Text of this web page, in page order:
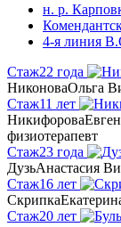
н. р.
4-я линия
Стаж22 года
НиконоваОльга
Стаж11 лет
Никифорова
физиотерапевт
Стаж23 года
ДузьАнастасия
Стаж16 лет
Скрипка
Стаж20 лет